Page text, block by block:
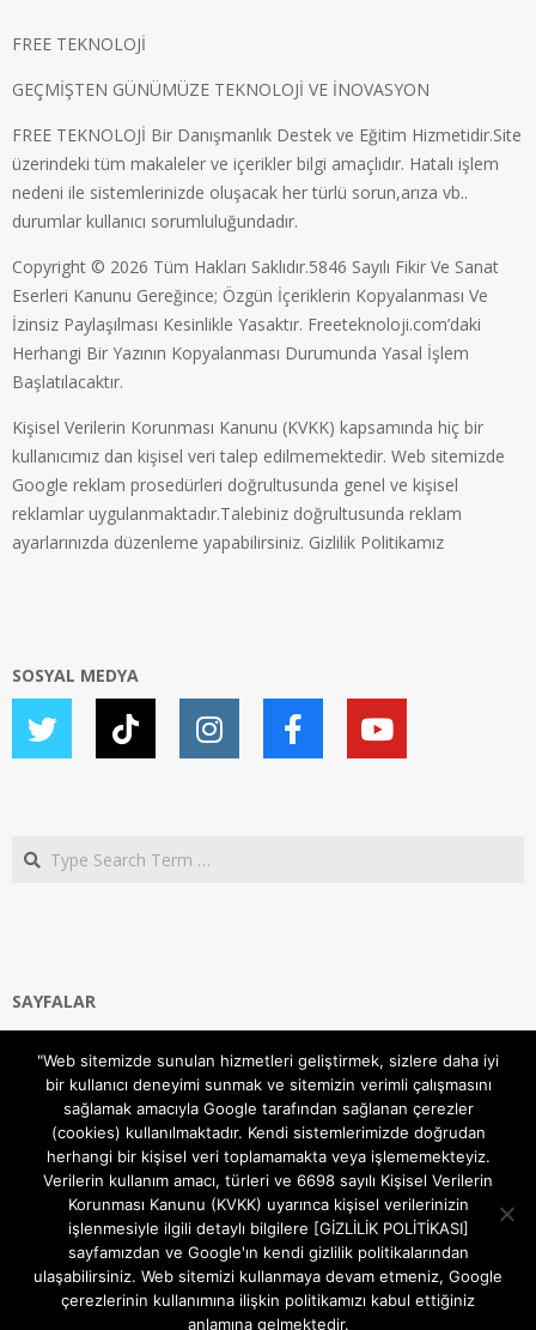
FREE TEKNOLOJİ
GEÇMİŞTEN GÜNÜMÜZE TEKNOLOJİ VE İNOVASYON
FREE TEKNOLOJİ Bir Danışmanlık Destek ve Eğitim Hizmetidir.Site
üzerindeki tüm makaleler ve içerikler bilgi amaçlıdır. Hatalı işlem
nedeni ile sistemlerinizde oluşacak her türlü sorun,arıza vb..
durumlar kullanıcı sorumluluğundadır.
Copyright © 2026 Tüm Hakları Saklıdır.5846 Sayılı Fikir Ve Sanat
Eserleri Kanunu Gereğince; Özgün İçeriklerin Kopyalanması Ve
İzinsiz Paylaşılması Kesinlikle Yasaktır. Freeteknoloji.com’daki
Herhangi Bir Yazının Kopyalanması Durumunda Yasal İşlem
Başlatılacaktır.
Kişisel Verilerin Korunması Kanunu (KVKK) kapsamında hiç bir
kullanıcımız dan kişisel veri talep edilmemektedir. Web sitemizde
Google reklam prosedürleri doğrultusunda genel ve kişisel
reklamlar uygulanmaktadır.Talebiniz doğrultusunda reklam
ayarlarınızda düzenleme yapabilirsiniz. Gizlilik Politikamız
SOSYAL MEDYA
Search
SAYFALAR
Gizlilik ve Çerezler (Cookies) Politikası
Hakkımızda
İletişim Kanalları
MODEM KURULUM
TEKNİK DESTEK
TELEVİZYON SİSTEMLERİ
"Web sitemizde sunulan hizmetleri geliştirmek, sizlere daha iyi
bir kullanıcı deneyimi sunmak ve sitemizin verimli çalışmasını
sağlamak amacıyla Google tarafından sağlanan çerezler
(cookies) kullanılmaktadır. Kendi sistemlerimizde doğrudan
herhangi bir kişisel veri toplamamakta veya işlememekteyiz.
Verilerin kullanım amacı, türleri ve 6698 sayılı Kişisel Verilerin
Korunması Kanunu (KVKK) uyarınca kişisel verilerinizin
işlenmesiyle ilgili detaylı bilgilere [GİZLİLİK POLİTİKASI]
sayfamızdan ve Google'ın kendi gizlilik politikalarından
ulaşabilirsiniz. Web sitemizi kullanmaya devam etmeniz, Google
çerezlerinin kullanımına ilişkin politikamızı kabul ettiğiniz
anlamına gelmektedir.